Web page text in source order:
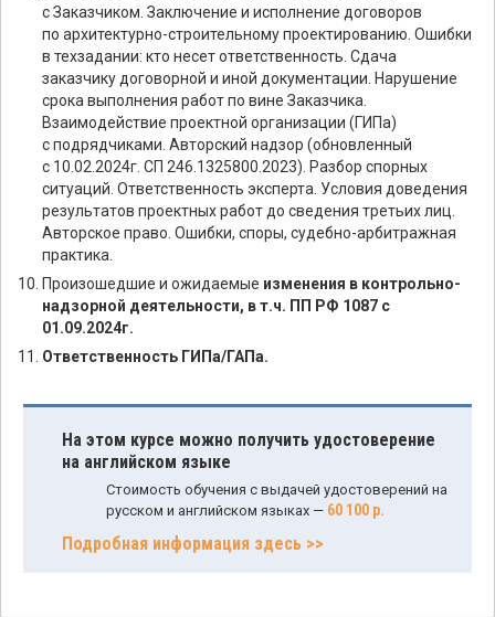
с Заказчиком. Заключение и исполнение договоров
по архитектурно-строительному проектированию. Ошибки
в техзадании: кто несет ответственность. Сдача
заказчику договорной и иной документации. Нарушение
срока выполнения работ по вине Заказчика.
Взаимодействие проектной организации (ГИПа)
с подрядчиками. Авторский надзор (обновленный
с 10.02.2024г. СП 246.1325800.2023). Разбор спорных
ситуаций. Ответственность эксперта. Условия доведения
результатов проектных работ до сведения третьих лиц.
Авторское право. Ошибки, споры, судебно-арбитражная
практика.
Произошедшие и ожидаемые изменения в контрольно-
надзорной деятельности, в т.ч. ПП РФ 1087 с
01.09.2024г.
Ответственность ГИПа/ГАПа.
На этом курсе можно получить удостоверение
на английском языке
Стоимость обучения с выдачей удостоверений на
русском и английском языках — 60 100 р.
Подробная информация здесь >>